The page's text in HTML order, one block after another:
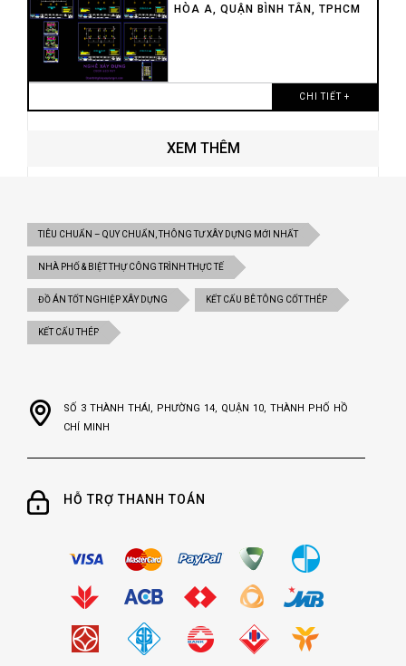
HÒA A, QUẬN BÌNH TÂN, TPHCM
CHI TIẾT +
XEM THÊM
TIÊU CHUẨN – QUY CHUẨN, THÔNG TƯ XÂY DỰNG MỚI NHẤT
NHÀ PHỐ & BIỆT THỰ CÔNG TRÌNH THỰC TẾ
ĐỒ ÁN TỐT NGHIỆP XÂY DỰNG KẾT CẤU BÊ TÔNG CỐT THÉP
KẾT CẤU THÉP
SỐ 3 THÀNH THÁI, PHƯỜNG 14, QUẬN 10, THÀNH PHỐ HỒ
CHÍ MINH
HỖ TRỢ THANH TOÁN